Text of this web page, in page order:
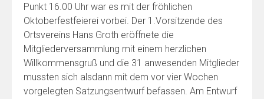
Punkt 16.00 Uhr war es mit der fröhlichen
Oktoberfestfeierei vorbei. Der 1.Vorsitzende des
Ortsvereins Hans Groth eröffnete die
Mitgliederversammlung mit einem herzlichen
Willkommensgruß und die 31 anwesenden Mitglieder
mussten sich alsdann mit dem vor vier Wochen
vorgelegten Satzungsentwurf befassen. Am Entwurf